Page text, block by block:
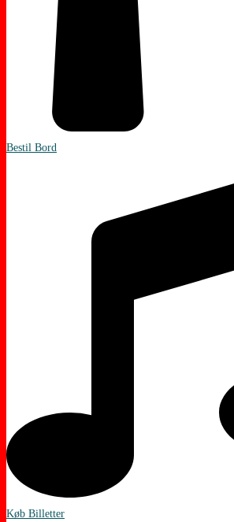
Bestil Bord
Køb Billetter